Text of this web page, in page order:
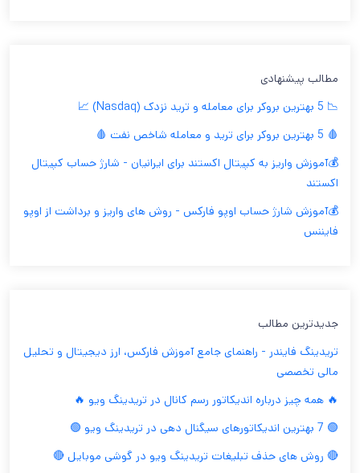
مطالب پیشنهادی
📉 5 بهترین بروکر برای معامله و ترید نزدک (Nasdaq) 📈
🩸 5 بهترین بروکر برای ترید و معامله شاخص نفت 🩸
💰آموزش واریز به کپیتال اکستند برای ایرانیان - شارژ حساب کپیتال
اکستند
💰آموزش شارژ حساب اوپو فارکس - روش های واریز و برداشت از اوپو
فایننس
جدیدترین مطالب
تریدینگ فایندر - راهنمای جامع آموزش فارکس، ارز دیجیتال و تحلیل
مالی تخصصی
🔥 همه چیز درباره اندیکاتور رسم کانال در تریدینگ ویو 🔥
🟢 7 بهترین اندیکاتورهای سیگنال دهی در تریدینگ ویو 🟢
🔴 روش های حذف تبلیغات تریدینگ ویو در گوشی موبایل 🔴